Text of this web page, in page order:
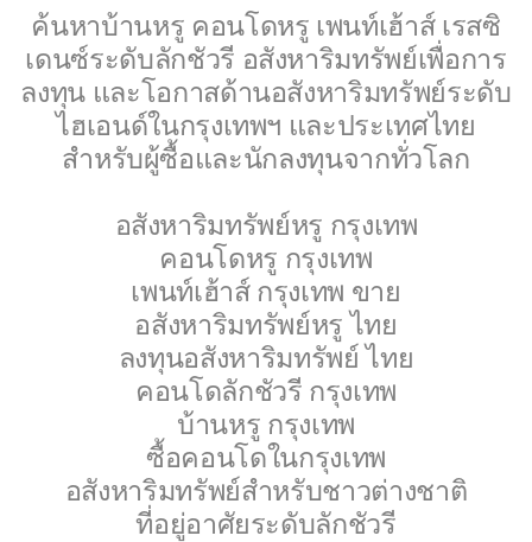
ค้นหาบ้านหรู คอนโดหรู เพนท์เฮ้าส์ เรสซิ
เดนซ์ระดับลักชัวรี อสังหาริมทรัพย์เพื่อการ
ลงทุน และโอกาสด้านอสังหาริมทรัพย์ระดับ
ไฮเอนด์ในกรุงเทพฯ และประเทศไทย
สำหรับผู้ซื้อและนักลงทุนจากทั่วโลก
อสังหาริมทรัพย์หรู กรุงเทพ
คอนโดหรู กรุงเทพ
เพนท์เฮ้าส์ กรุงเทพ ขาย
อสังหาริมทรัพย์หรู ไทย
ลงทุนอสังหาริมทรัพย์ ไทย
คอนโดลักชัวรี กรุงเทพ
บ้านหรู กรุงเทพ
ซื้อคอนโดในกรุงเทพ
อสังหาริมทรัพย์สำหรับชาวต่างชาติ
ที่อยู่อาศัยระดับลักชัวรี
Myanmar
Arabic
Russian
Japanese